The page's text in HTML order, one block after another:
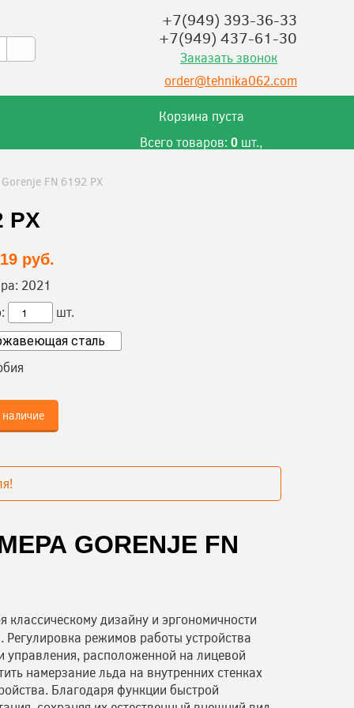
+7(949) 393-36-33
+7(949) 437-61-30
Заказать звонок
order@tehnika062.com
Корзина пуста
Всего товаров: 0 шт.,
Gorenje FN 6192 PX
PX
руб.
2021
шт.
GORENJE FN
классическому дизайну и эргономичности
режимов работы устройства
управления, расположенной на лицевой
намерзание льда на внутренних стенках
Благодаря функции быстрой